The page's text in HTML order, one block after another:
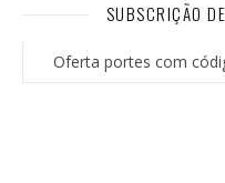
SUBSCRIÇÃO
Oferta portes com